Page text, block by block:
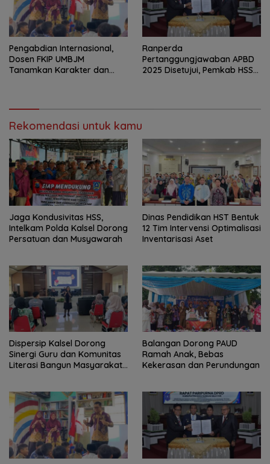
Pengabdian Internasional,
Dosen FKIP UMBJM
Tanamkan Karakter dan
Ranperda
Pertanggungjawaban APBD
2025 Disetujui, Pemkab HSS
Rekomendasi untuk kamu
Jaga Kondusivitas HSS,
Intelkam Polda Kalsel Dorong
Persatuan dan Musyawarah
Dinas Pendidikan HST Bentuk
12 Tim Intervensi Optimalisasi
Inventarisasi Aset
Dispersip Kalsel Dorong
Sinergi Guru dan Komunitas
Literasi Bangun Masyarakat
Balangan Dorong PAUD
Ramah Anak, Bebas
Kekerasan dan Perundungan